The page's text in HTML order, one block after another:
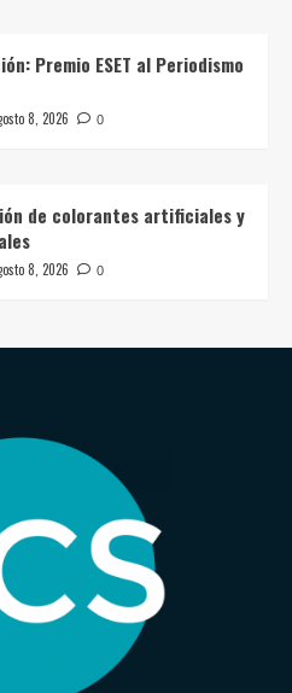
Premio ESET al Periodismo
8, 2026 0
de colorantes artificiales y
8, 2026 0